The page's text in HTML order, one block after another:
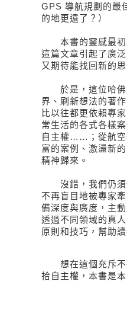
GPS 導航規劃的最
的地更遠了？）
本書的靈感最初
這篇文章引起了廣
又期待能找回新的思
於是，這位哈佛
界、刷新想法的著
比以往都更依賴專
常生活的各式各樣
自主權……；從航空
富的案例、激盪新
精神歸來。
沒錯，我們仍須
不再盲目地被專家
備深度與廣度，主
透過不同領域的真
原則和技巧，幫助
想在這個充斥不
拾自主權，本書是